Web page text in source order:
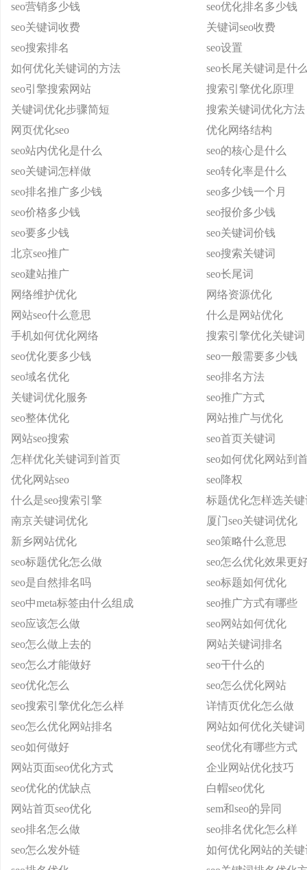
seo营销多少钱
seo优化排名多少钱
seo关键词收费
关键词seo收费
seo搜索排名
seo设置
如何优化关键词的方法
seo长尾关键词是什
seo引擎搜索网站
搜索引擎优化原理
关键词优化步骤简短
搜索关键词优化方法
网页优化seo
优化网络结构
seo站内优化是什么
seo的核心是什么
seo关键词怎样做
seo转化率是什么
seo排名推广多少钱
seo多少钱一个月
seo价格多少钱
seo报价多少钱
seo要多少钱
seo关键词价钱
北京seo推广
seo搜索关键词
seo建站推广
seo长尾词
网络维护优化
网络资源优化
网站seo什么意思
什么是网站优化
手机如何优化网络
搜索引擎优化关键词
seo优化要多少钱
seo一般需要多少钱
seo域名优化
seo排名方法
关键词优化服务
seo推广方式
seo整体优化
网站推广与优化
网站seo搜索
seo首页关键词
怎样优化关键词到首页
seo如何优化网站到
优化网站seo
seo降权
什么是seo搜索引擎
标题优化怎样选关键
南京关键词优化
厦门seo关键词优化
新乡网站优化
seo策略什么意思
seo标题优化怎么做
seo怎么优化效果更
seo是自然排名吗
seo标题如何优化
seo中meta标签由什么组成
seo推广方式有哪些
seo应该怎么做
seo网站如何优化
seo怎么做上去的
网站关键词排名
seo怎么才能做好
seo干什么的
seo优化怎么
seo怎么优化网站
seo搜索引擎优化怎么样
详情页优化怎么做
seo怎么优化网站排名
网站如何优化关键词
seo如何做好
seo优化有哪些方式
网站页面seo优化方式
企业网站优化技巧
seo优化的优缺点
白帽seo优化
网站首页seo优化
sem和seo的异同
seo排名怎么做
seo排名优化怎么样
seo怎么发外链
如何优化网站的关键